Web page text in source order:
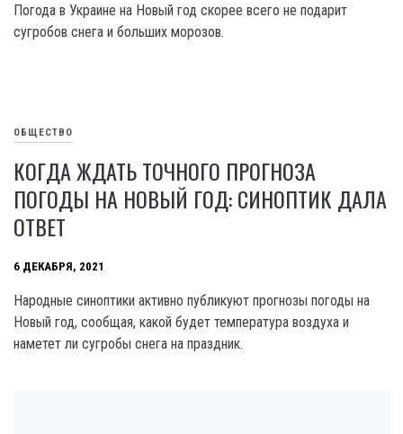
Погода в Украине на Новый год скорее всего не подарит
сугробов снега и больших морозов.
ОБЩЕСТВО
КОГДА ЖДАТЬ ТОЧНОГО ПРОГНОЗА
ПОГОДЫ НА НОВЫЙ ГОД: СИНОПТИК ДАЛА
ОТВЕТ
6 ДЕКАБРЯ, 2021
Народные синоптики активно публикуют прогнозы погоды на
Новый год, сообщая, какой будет температура воздуха и
наметет ли сугробы снега на праздник.